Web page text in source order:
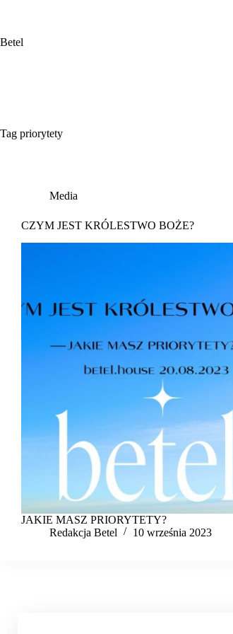
Betel
Tag priorytety
Media
CZYM JEST KRÓLESTWO BOŻE?
JAKIE MASZ PRIORYTETY?
Redakcja Betel
10 września 2023